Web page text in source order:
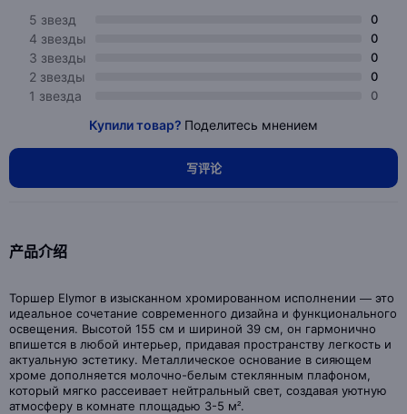
5 звезд
0
4 звезды 0
3 звезды 0
2 звезды 0
1 звезда 0
Купили товар? Поделитесь мнением
写评论
产品介绍
Торшер Elymor в изысканном хромированном исполнении — это
идеальное сочетание современного дизайна и функционального
освещения. Высотой 155 см и шириной 39 см, он гармонично
впишется в любой интерьер, придавая пространству легкость и
актуальную эстетику. Металлическое основание в сияющем
хроме дополняется молочно-белым стеклянным плафоном,
который мягко рассеивает нейтральный свет, создавая уютную
атмосферу в комнате площадью 3-5 м².